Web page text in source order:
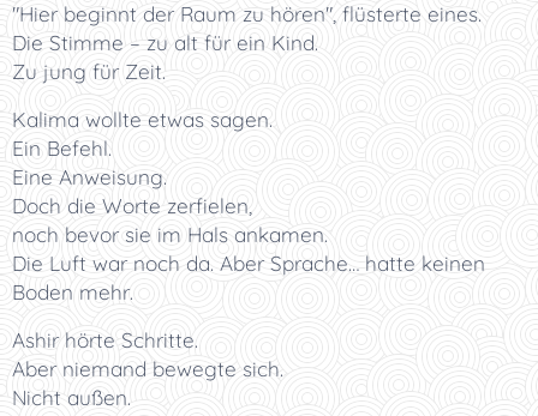
"Hier beginnt der Raum zu hören", flüsterte eines.
Die Stimme – zu alt für ein Kind.
Zu jung für Zeit.
Kalima wollte etwas sagen.
Ein Befehl.
Eine Anweisung.
Doch die Worte zerfielen,
noch bevor sie im Hals ankamen.
Die Luft war noch da. Aber Sprache… hatte keinen
Boden mehr.
Ashir hörte Schritte.
Aber niemand bewegte sich.
Nicht außen.